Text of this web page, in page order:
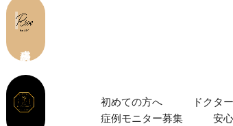
初めての⽅へ ドクタ
症例モニター募集
安